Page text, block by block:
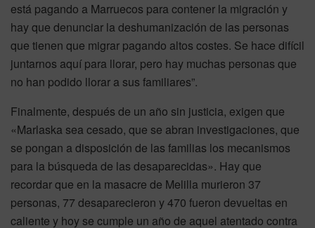
está pagando a Marruecos para contener la migración y
hay que denunciar la deshumanización de las personas
que tienen que migrar pagando altos costes. Se hace difícil
juntarnos aquí para llorar, pero hay muchas personas que
no han podido llorar a sus familiares”.
Finalmente, después de un año sin justicia, exigen que
«Marlaska sea cesado, que se abran investigaciones, que
se pongan a disposición de las familias los mecanismos
para la búsqueda de las desaparecidas». Hay que
recordar que en la masacre de Melilla murieron 37
personas, 77 desaparecieron y 470 fueron devueltas en
caliente y hoy se cumple un año de aquel atentado contra